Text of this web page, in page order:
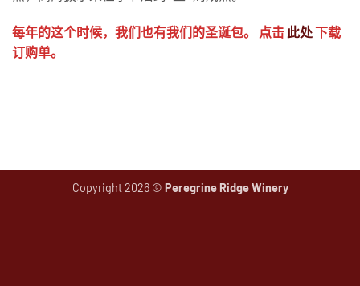
每年的这个时候，我们也有我们的圣诞包。 点击 此处下载
订购单。
Copyright 2026 © Peregrine Ridge Winery